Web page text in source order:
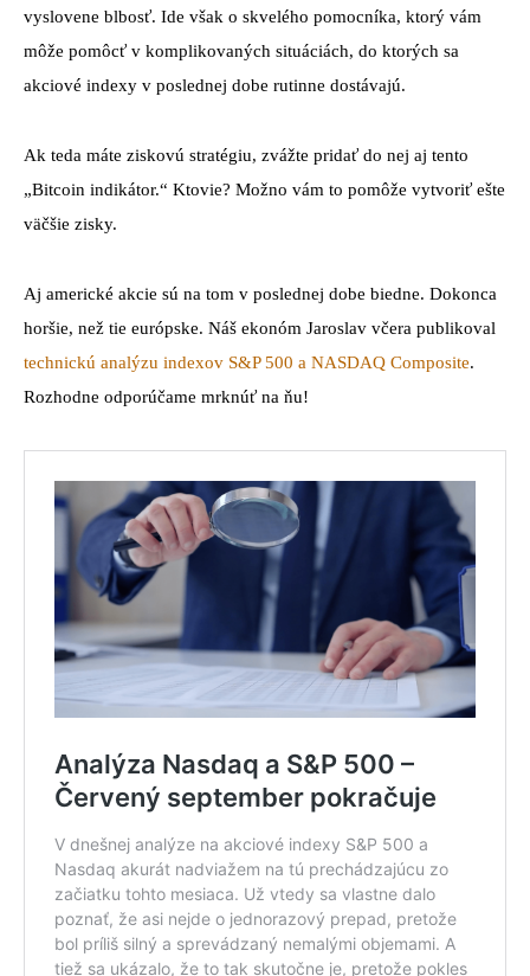
vyslovene blbosť. Ide však o skvelého pomocníka, ktorý vám
môže pomôcť v komplikovaných situáciách, do ktorých sa
akciové indexy v poslednej dobe rutinne dostávajú.
Ak teda máte ziskovú stratégiu, zvážte pridať do nej aj tento
„Bitcoin indikátor.“ Ktovie? Možno vám to pomôže vytvoriť ešte
väčšie zisky.
Aj americké akcie sú na tom v poslednej dobe biedne. Dokonca
horšie, než tie európske. Náš ekonóm Jaroslav včera publikoval
technickú analýzu indexov S&P 500 a NASDAQ Composite.
Rozhodne odporúčame mrknúť na ňu!